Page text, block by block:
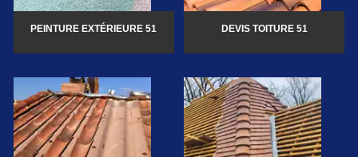
PEINTURE EXTÉRIEURE 51 DEVIS TOITURE 51